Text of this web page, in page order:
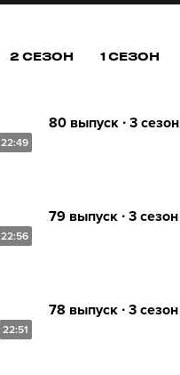
2 СЕЗОН 1 СЕЗОН
22:49
80 выпуск ∙ 3 сезон
22:56
79 выпуск ∙ 3 сезон
22:51
78 выпуск ∙ 3 сезон